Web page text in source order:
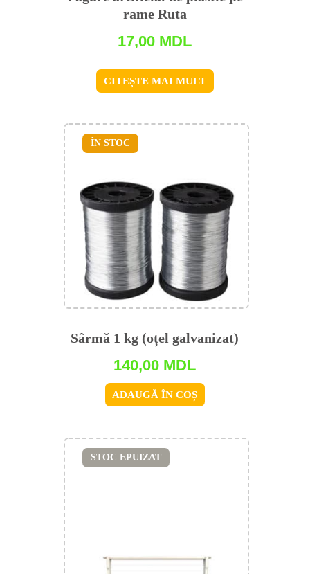
rame Ruta
17,00 MDL
CITEȘTE MAI MULT
Sârmă 1 kg (oțel galvanizat)
140,00 MDL
ADAUGĂ ÎN COȘ
ÎN STOC
STOC EPUIZAT